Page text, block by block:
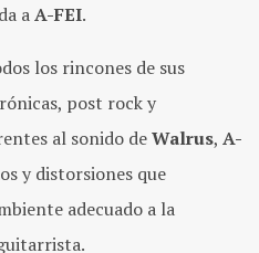
aA-FEI.
los rincones de sus
post rock y
al sonido deWalrus, A-
y distorsiones que
adecuado a la